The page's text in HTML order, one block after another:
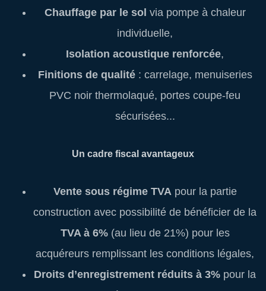
Chauffage par le sol via pompe à chaleur
individuelle,
Isolation acoustique renforcée,
Finitions de qualité: carrelage, menuiseries
PVC noir thermolaqué, portes coupe-feu
sécurisées...
Un cadre fiscal avantageux
Vente sous régime TVApour la partie
construction avec possibilité de bénéficier de la
TVA à 6%(au lieu de 21%) pour les
acquéreurs remplissant les conditions légales,
Droits d’enregistrement réduits à 3% pour la